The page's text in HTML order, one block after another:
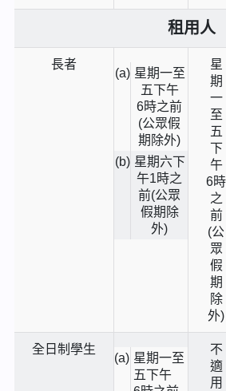
租用人
長者
(a) 星期一至
五下午
6時之前
(公眾假
期除外)
(b) 星期六下
午1時之
前(公眾
假期除
外)
星
期
一
至
五
下
午
6時
之
前
(公
眾
假
期
除
外)
全日制學生
(a) 星期一至
五下午
不
適
用